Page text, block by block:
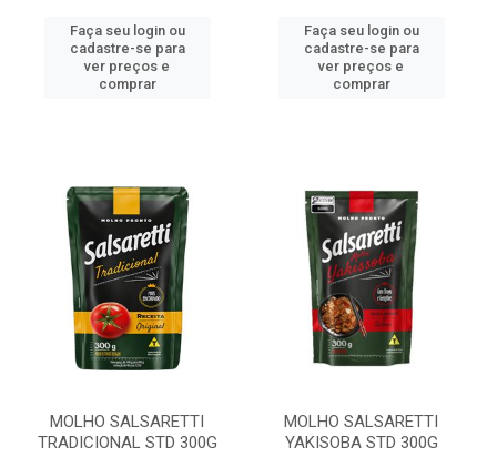
Faça seu login ou
cadastre-se para
ver preços e
comprar
Faça seu login ou
cadastre-se para
ver preços e
comprar
MOLHO SALSARETTI
TRADICIONAL STD 300G
MOLHO SALSARETTI
YAKISOBA STD 300G